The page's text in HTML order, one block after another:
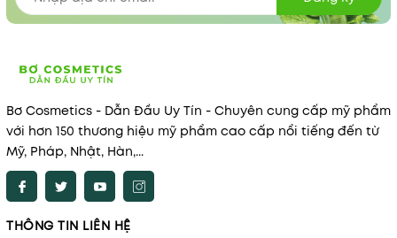
Bơ Cosmetics - Dẫn Đầu Uy Tín - Chuyên cung cấp mỹ phẩm
với hơn 150 thương hiệu mỹ phẩm cao cấp nổi tiếng đến từ
Mỹ, Pháp, Nhật, Hàn,...
THÔNG TIN LIÊN HỆ